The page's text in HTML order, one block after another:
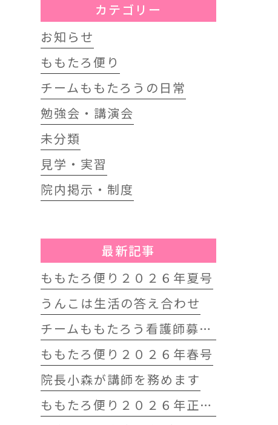
カテゴリー
お知らせ
ももたろ便り
チームももたろうの日常
勉強会・講演会
未分類
見学・実習
院内掲示・制度
最新記事
ももたろ便り２０２６年夏号
うんこは生活の答え合わせ
チームももたろう看護師募集中
ももたろ便り２０２６年春号
院長小森が講師を務めます
ももたろ便り２０２６年正月号